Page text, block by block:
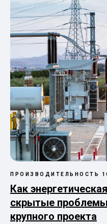
ПРОИЗВОДИТЕЛЬНОСТЬ
Как
скрытые
крупного проекта